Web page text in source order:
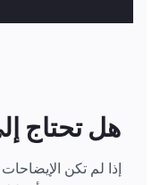
هل تحتاج
إذا لم تكن